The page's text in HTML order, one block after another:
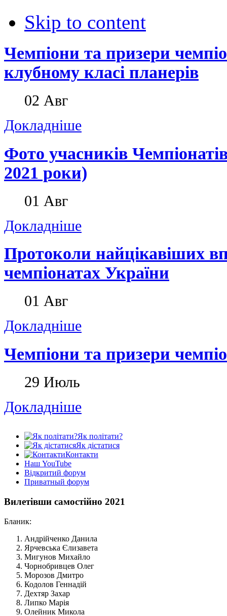
Skip to content
Чемпіони та призери
клубному класі планерів
02 Авг
Докладніше
Фото учасників
2021 роки)
01 Авг
Докладніше
Протоколи найцікавіших
чемпіонатах України
01 Авг
Докладніше
Чемпіони та призери
29 Июль
Докладніше
Як політати?
Як дістатися
Контакти
Наш YouTube
Відкритий форум
Приватный форум
Вилетівши самостійно 2021
Бланик:
Андрійченко Данила
Ярчевська Єлизавета
Мигунов Михайло
Чорнобривцев Олег
Морозов Дмитро
Кодолов Геннадій
Дехтяр Захар
Липко Марія
Олейник Микола